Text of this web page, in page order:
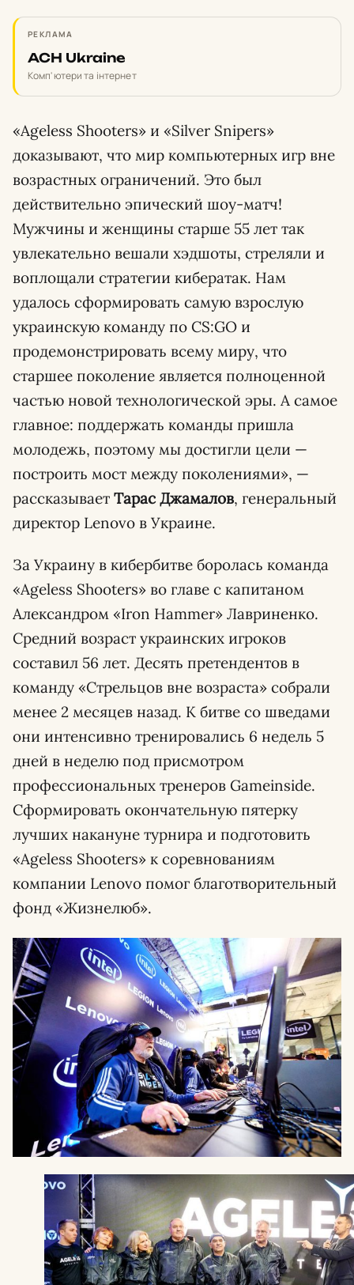
РЕКЛАМА
ACH Ukraine
Комп'ютери та інтернет
«Ageless Shooters» и «Silver Snipers»
доказывают, что мир компьютерных игр вне
возрастных ограничений. Это был
действительно эпический шоу-матч!
Мужчины и женщины старше 55 лет так
увлекательно вешали хэдшоты, стреляли и
воплощали стратегии кибератак. Нам
удалось сформировать самую взрослую
украинскую команду по CS:GO и
продемонстрировать всему миру, что
старшее поколение является полноценной
частью новой технологической эры. А самое
главное: поддержать команды пришла
молодежь, поэтому мы достигли цели —
построить мост между поколениями», —
рассказывает Тарас Джамалов, генеральный
директор Lenovo в Украине.
За Украину в кибербитве боролась команда
«Ageless Shooters» во главе с капитаном
Александром «Iron Hammer» Лавриненко.
Средний возраст украинских игроков
составил 56 лет. Десять претендентов в
команду «Стрельцов вне возраста» собрали
менее 2 месяцев назад. К битве со шведами
они интенсивно тренировались 6 недель 5
дней в неделю под присмотром
профессиональных тренеров Gameinside.
Сформировать окончательную пятерку
лучших накануне турнира и подготовить
«Ageless Shooters» к соревнованиям
компании Lenovo помог благотворительный
фонд «Жизнелюб».